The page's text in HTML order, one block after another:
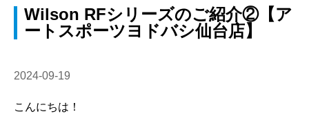
Wilson RFシリーズのご紹介②【ア
ートスポーツヨドバシ仙台店】
2024-09-19
こんにちは！